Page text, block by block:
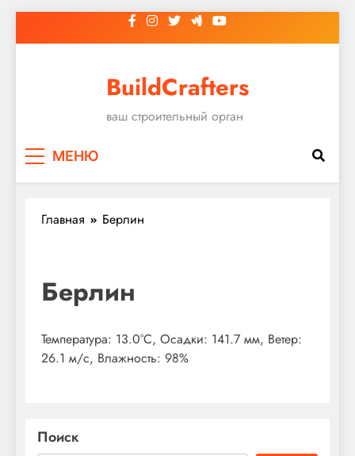
к
BuildCrafters
ваш строительный орган
МЕНЮ
Главная Берлин
Берлин
Температура: 13.0°C, Осадки: 141.7 мм, Ветер:
26.1 м/с, Влажность: 98%
Поиск